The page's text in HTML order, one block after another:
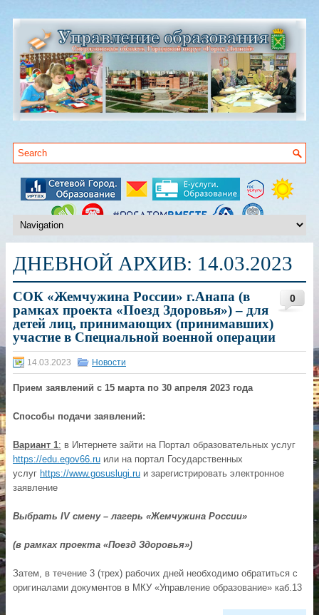
ДНЕВНОЙ АРХИВ: 14.03.2023
0
СОК «Жемчужина России» г.Анапа (в
рамках проекта «Поезд Здоровья») – для
детей лиц, принимающих (принимавших)
участие в Специальной военной операции
14.03.2023 Новости
Прием заявлений с 15 марта по 30 апреля 2023 года
Способы подачи заявлений:
Вариант 1: в Интернете зайти на Портал образовательных услуг
https://edu.egov66.ru или на портал Государственных
услуг https://www.gosuslugi.ru и зарегистрировать электронное
заявление
Выбрать IV смену – лагерь «Жемчужина России»
(в рамках проекта «Поезд Здоровья»)
Затем, в течение 3 (трех) рабочих дней необходимо обратиться с
оригиналами документов в МКУ «Управление образование» каб.13